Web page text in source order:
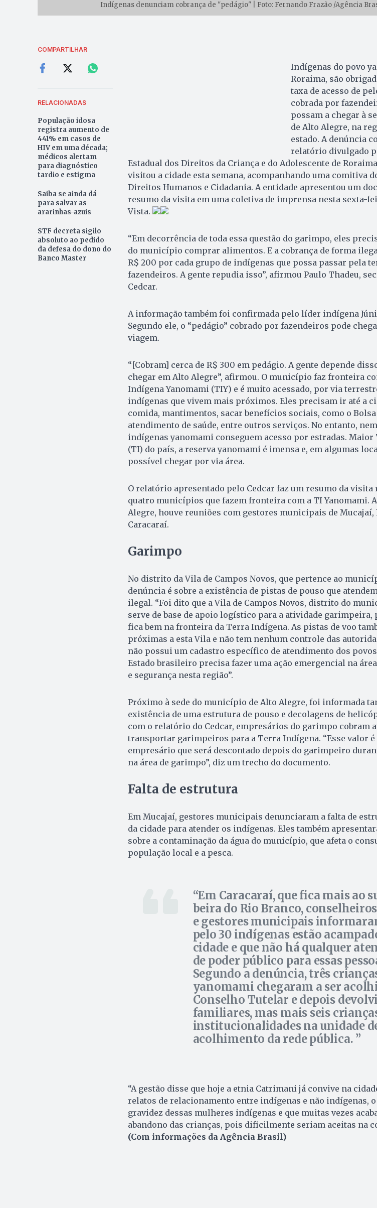
Indígenas denunciam cobrança de "pedágio" | Foto: Fernando Frazão /Agência
COMPARTILHAR
RELACIONADAS
População idosa
registra aumento de
441% em casos de
HIV em uma década;
médicos alertam
para diagnóstico
tardio e estigma
Saiba se ainda dá
para salvar as
ararinhas-azuis
STF decreta sigilo
absoluto ao pedido
da defesa do dono do
Banco Master
Indígenas do povo
Roraima, são
taxa de acesso de
cobrada por
possam a chegar à
de Alto Alegre, na
estado. A denúncia
relatório divulgado
Estadual dos Direitos da Criança e do Adolescente de Roraima
visitou a cidade esta semana, acompanhando uma comitiva
Direitos Humanos e Cidadania. A entidade apresentou um
resumo da visita em uma coletiva de imprensa nesta sexta-
Vista.
“Em decorrência de toda essa questão do garimpo, eles
do município comprar alimentos. E a cobrança de forma
R$ 200 por cada grupo de indígenas que possa passar pela
fazendeiros. A gente repudia isso”, afirmou Paulo Thadeu,
Cedcar.
A informação também foi confirmada pelo líder indígena
Segundo ele, o “pedágio” cobrado por fazendeiros pode
viagem.
“[Cobram] cerca de R$ 300 em pedágio. A gente depende
chegar em Alto Alegre”, afirmou. O município faz fronteira
Indígena Yanomami (TIY) e é muito acessado, por via
indígenas que vivem mais próximos. Eles precisam ir até a
comida, mantimentos, sacar benefícios sociais, como o
atendimento de saúde, entre outros serviços. No entanto,
indígenas yanomami conseguem acesso por estradas.
(TI) do país, a reserva yanomami é imensa e, em algumas
possível chegar por via área.
O relatório apresentado pelo Cedcar faz um resumo da visita
quatro municípios que fazem fronteira com a TI Yanomami.
Alegre, houve reuniões com gestores municipais de Mucajaí,
Caracaraí.
Garimpo
No distrito da Vila de Campos Novos, que pertence ao
denúncia é sobre a existência de pistas de pouso que
ilegal. “Foi dito que a Vila de Campos Novos, distrito do
serve de base de apoio logístico para a atividade garimpeira,
fica bem na fronteira da Terra Indígena. As pistas de voo
próximas a esta Vila e não tem nenhum controle das
não possui um cadastro específico de atendimento dos
Estado brasileiro precisa fazer uma ação emergencial na
e segurança nesta região”.
Próximo à sede do município de Alto Alegre, foi informada
existência de uma estrutura de pouso e decolagens de
com o relatório do Cedcar, empresários do garimpo cobram
transportar garimpeiros para a Terra Indígena. “Esse valor é
empresário que será descontado depois do garimpeiro
na área de garimpo”, diz um trecho do documento.
Falta de estrutura
Em Mucajaí, gestores municipais denunciaram a falta de
da cidade para atender os indígenas. Eles também
sobre a contaminação da água do município, que afeta o
população local e a pesca.
Em Caracaraí, que fica mais ao
beira do Rio Branco,
e gestores municipais
pelo 30 indígenas estão
cidade e que não há qualquer
de poder público para essas
Segundo a denúncia, três
yanomami chegaram a ser
Conselho Tutelar e depois
familiares, mas mais seis
institucionalidades na unidade
acolhimento da rede pública.
“A gestão disse que hoje a etnia Catrimani já convive na
relatos de relacionamento entre indígenas e não indígenas, o
gravidez dessas mulheres indígenas e que muitas vezes
abandono das crianças, pois dificilmente seriam aceitas na
(Com informações da Agência Brasil)